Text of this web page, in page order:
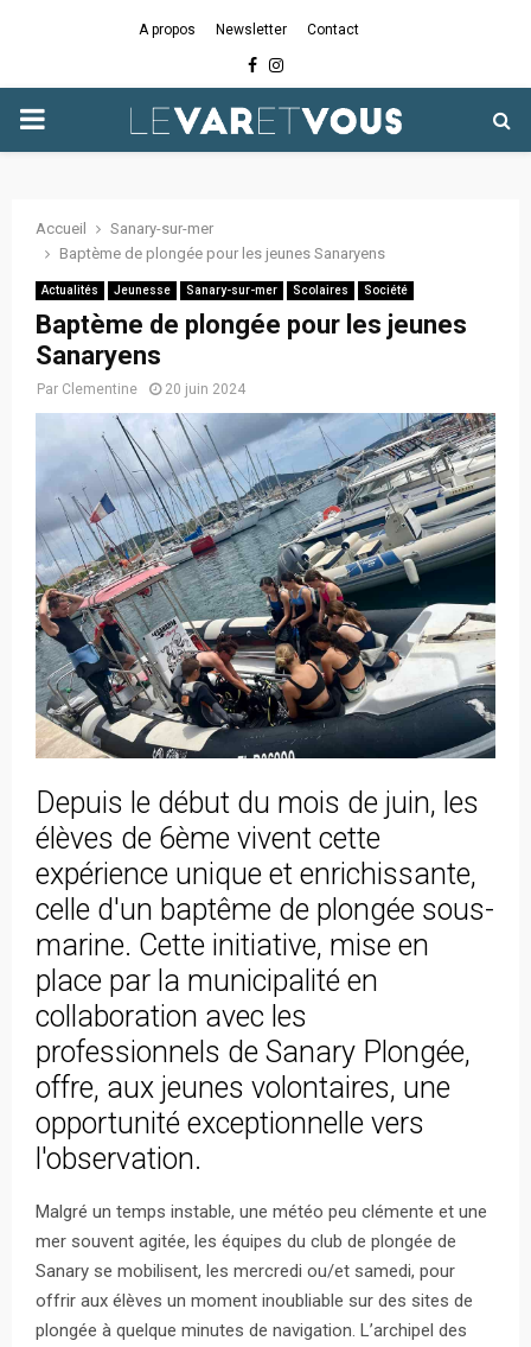
A propos Newsletter Contact
Facebook
Instagram
PRIMARY
Accueil
Sanary-sur-mer
Baptème de plongée pour les jeunes Sanaryens
Actualités Jeunesse Sanary-sur-mer Scolaires Société
Baptème de plongée pour les jeunes
Sanaryens
Par Clementine 20 juin 2024
Depuis le début du mois de juin, les
élèves de 6ème vivent cette
expérience unique et enrichissante,
celle d'un baptême de plongée sous-
marine. Cette initiative, mise en
place par la municipalité en
collaboration avec les
professionnels de Sanary Plongée,
offre, aux jeunes volontaires, une
opportunité exceptionnelle vers
l'observation.
Malgré un temps instable, une météo peu clémente et une
mer souvent agitée, les équipes du club de plongée de
Sanary se mobilisent, les mercredi ou/et samedi, pour
offrir aux élèves un moment inoubliable sur des sites de
plongée à quelque minutes de navigation. L’archipel des